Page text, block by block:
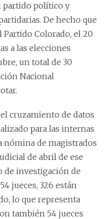
partido político y
De hecho que
Colorado, el 20
a las elecciones
un total de 30
Nacional
cruzamiento de datos
para las internas
nómina de magistrados
de abril de ese
de investigación de
jueces, 326 están
lo que representa
también 54 jueces